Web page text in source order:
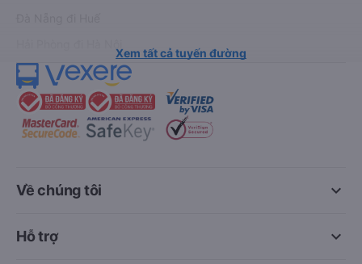
Xem tất cả tuyến đường
keyboard_arrow_down
Về chúng tôi
keyboard_arrow_down
Hỗ trợ